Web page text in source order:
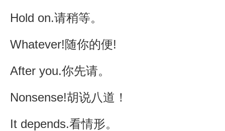
Hold on.请稍等。
Whatever!随你的便!
After you.你先请。
Nonsense!胡说八道！
It depends.看情形。